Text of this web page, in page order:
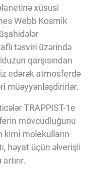
xüsusi
Webb Kosmik
təsviri üzərində
qarşısından
edərək atmosferdə
müəyyənləşdirirlər.
TRAPPIST-1e
mövcudluğunu
molekulların
həyat üçün əlverişli